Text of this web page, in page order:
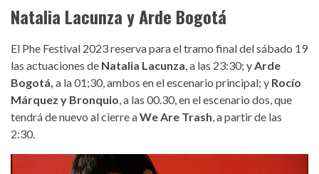
Natalia Lacunza y Arde Bogotá
El Phe Festival 2023 reserva para el tramo final del sábado 19
las actuaciones de Natalia Lacunza, a las 23:30; yArde
Bogotá, a la 01;30, ambos en el escenario principal; y Rocío
Márquez y Bronquio, a las 00.30, en el escenario dos, que
tendrá de nuevo al cierre aWe Are Trash, a partir de las
2:30.